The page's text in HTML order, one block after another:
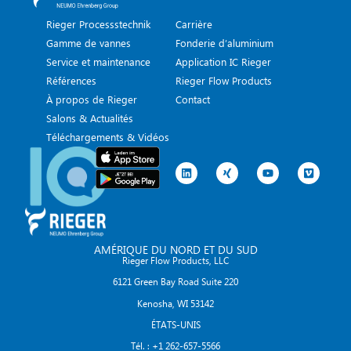
Rieger Processstechnik
Gamme de vannes
Service et maintenance
Références
À propos de Rieger
Salons & Actualités
Téléchargements & Vidéos
Carrière
Fonderie d’aluminium
Application IC Rieger
Rieger Flow Products
Contact
AMÉRIQUE DU NORD ET DU SUD
Rieger Flow Products, LLC
6121 Green Bay Road Suite 220
Kenosha, WI 53142
ÉTATS-UNIS
Tél. : +1 262-657-5566